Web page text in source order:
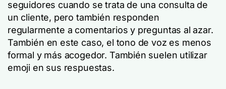
seguidores cuando se trata de una consulta de
un cliente, pero también responden
regularmente a comentarios y preguntas al azar.
También en este caso, el tono de voz es menos
formal y más acogedor. También suelen utilizar
emoji en sus respuestas.